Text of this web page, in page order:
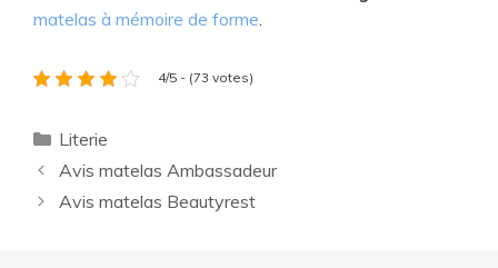
matelas à mémoire de forme.
4/5 - (73 votes)
Catégories
Literie
Avis matelas Ambassadeur
Avis matelas Beautyrest